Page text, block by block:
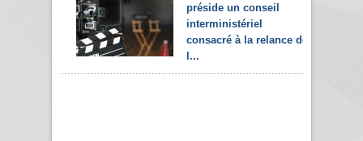
préside un conseil
interministériel
consacré à la relance de
l...